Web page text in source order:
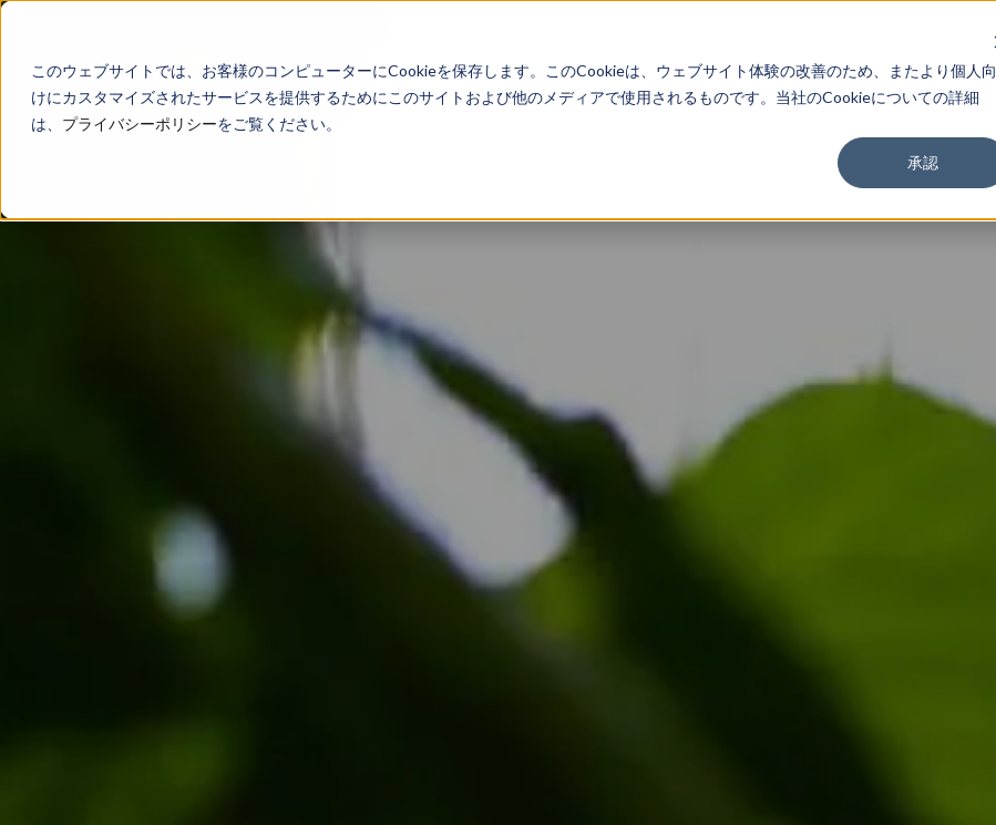
このウェブサイトでは、お客様のコンピューターにCookieを保存します。このCookieは、ウェブサイト体験の改善のため、またより個人向
けにカスタマイズされたサービスを提供するためにこのサイトおよび他のメディアで使用されるものです。当社のCookieについての詳細
は、 プライバシーポリシーをご覧ください。
承認
About Service Work Findings